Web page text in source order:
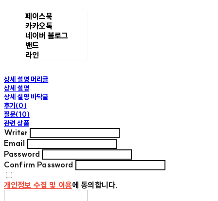
페이스북
카카오톡
네이버 블로그
밴드
라인
상세 설명 머리글
상세 설명
상세 설명 바닥글
후기(0)
질문(10)
관련 상품
Writer
Email
Password
Confirm Password
개인정보 수집 및 이용에 동의합니다.